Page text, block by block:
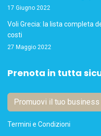
17 Giugno 2022
Voli Grecia: la lista completa
costi
27 Maggio 2022
Prenota in tutta
Promuovi il tuo business
Termini e Condizioni